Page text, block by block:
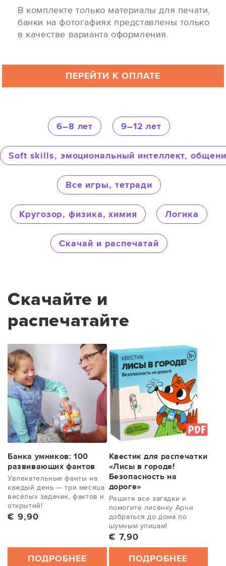
В комплекте только материалы для печати,
банки на фотогафиях представлены только
в качестве варианта оформления.
ПЕРЕЙТИ К ОПЛАТЕ
6–8 лет 9–12 лет
Soft skills, эмоциональный интеллект,
Все игры, тетради
Кругозор, физика, химия Логика
Скачай и распечатай
Скачайте и
распечатайте
Банка умников: 100
развивающих фантов
Увлекательные фанты на
каждый день — три месяца
весёлых задачек, фактов и
открытий!
Обычная цена
€ 9,90
ПОДРОБНЕЕ
Квестик для распечатки
«Лисы в городе!
Безопасность на
дороге»
Решите все загадки и
помогите лисёнку Арчи
добраться до дома по
шумным улицам!
Обычная цена
€ 7,90
ПОДРОБНЕЕ